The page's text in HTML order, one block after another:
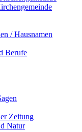
/ Hausnamen
Berufe
Zeitung
Natur